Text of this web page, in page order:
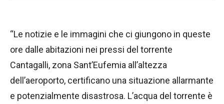
e
r
“Le notizie e le immagini che ci giungono in queste
ore dalle abitazioni nei pressi del torrente
Cantagalli, zona Sant’Eufemia all’altezza
dell’aeroporto, certificano una situazione allarmante
e potenzialmente disastrosa. L’acqua del torrente è